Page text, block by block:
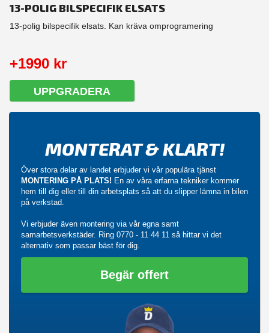
13-POLIG BILSPECIFIK ELSATS
13-polig bilspecifik elsats. Kan kräva omprogramering
+1990 kr
UPPGRADERA
MONTERAT & KLART!
Över stora delar av landet erbjuder vi vår populära tjänst
MONTERING PÅ PLATS! En av våra erfarna tekniker kommer
hem till dig eller till din arbetsplats så att du slipper lämna in bilen
på verkstad.
Vi erbjuder även montering via vår egna samt
samarbetsverkstäder. Ring 0770 - 11 44 11 så hittar vi det
alternativ som passar bäst för dig.
Begär offert